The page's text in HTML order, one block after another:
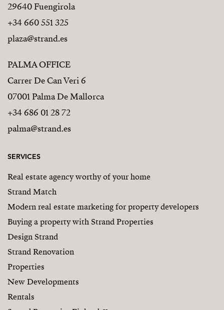
29640 Fuengirola
+34 660 551 325
plaza@strand.es
PALMA OFFICE
Carrer De Can Veri 6
07001 Palma De Mallorca
+34 686 01 28 72
palma@strand.es
SERVICES
Real estate agency worthy of your home
Strand Match
Modern real estate marketing for property developers
Buying a property with Strand Properties
Design Strand
Strand Renovation
Properties
New Developments
Rentals